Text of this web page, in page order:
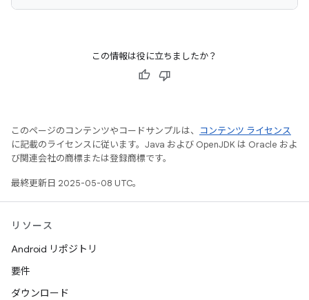
この情報は役に立ちましたか？
このページのコンテンツやコードサンプルは、
コンテンツ ライセンス
に記載のライセンスに従います。Java および OpenJDK は Oracle およ
び関連会社の商標または登録商標です。
最終更新日 2025-05-08 UTC。
リソース
Android リポジトリ
要件
ダウンロード